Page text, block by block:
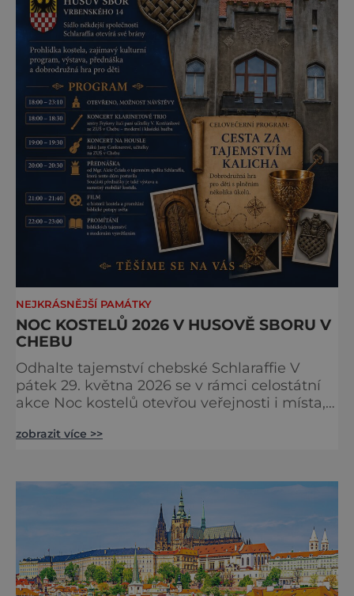
NEJKRÁSNĚJŠÍ PAMÁTKY
NOC KOSTELŮ 2026 V HUSOVĚ SBORU V
CHEBU
Odhalte tajemství chebské Schlaraffie V
pátek 29. května 2026 se v rámci celostátní
akce Noc kostelů otevřou veřejnosti i místa,
nejzajímavějších bude bezesporu Husův
večer plný historie, hudby, tajemství i
dobrodružství pro malé i velké návštěvníky.
Málokdo ví, že dnešní kos
zobrazit více >>